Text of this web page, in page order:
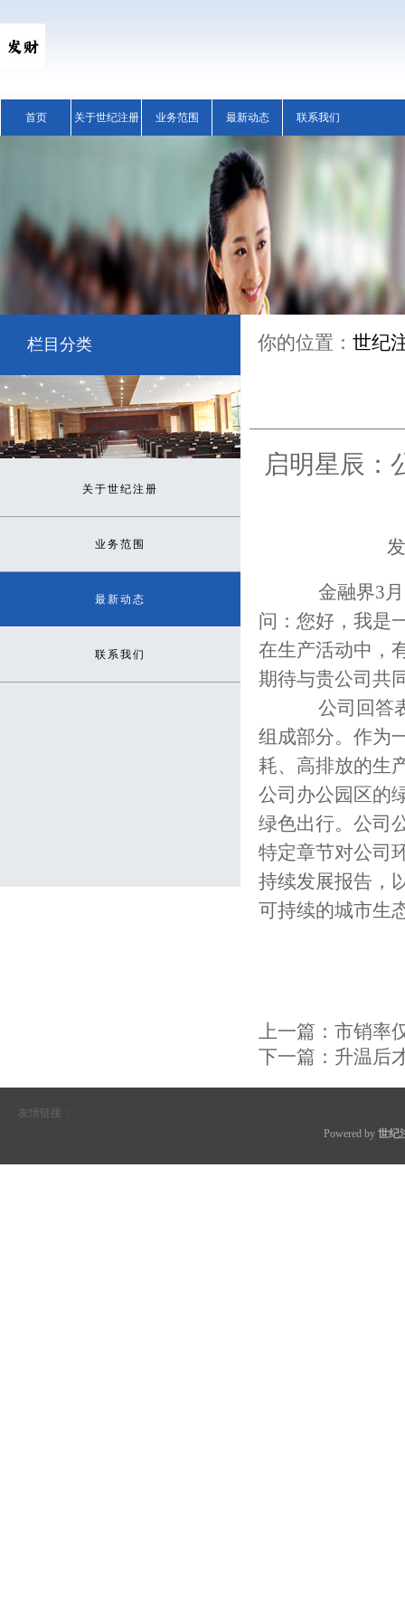
首页 关于世纪注册 业务范围 最新动态 联系我们
栏目分类
关于世纪注册
业务范围
最新动态
联系我们
你的位置： 世纪
启明星辰：
金融界3月1
问：您好，我是
在生产活动中，
期待与贵公司共
公司回答表
组成部分。作为
耗、高排放的生
公司办公园区的
绿色出行。公司
特定章节对公司
持续发展报告，
可持续的城市生
上一篇： 市销率
下一篇： 升温后
友情链接：
Powered by 世纪